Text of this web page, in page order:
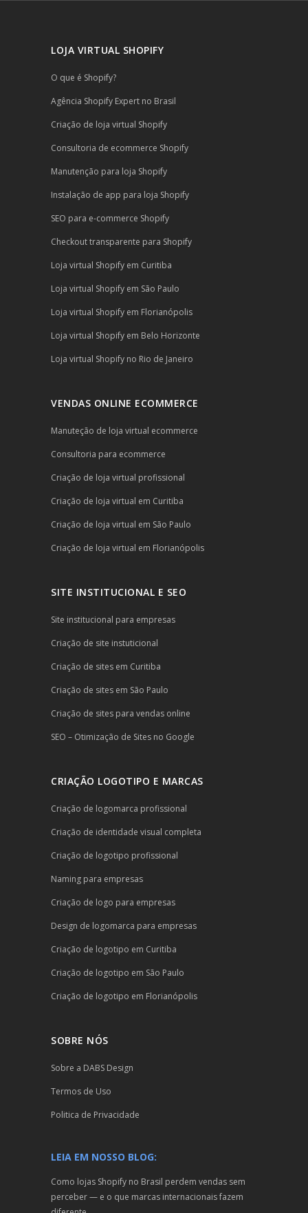
LOJA VIRTUAL SHOPIFY
O que é Shopify?
Agência Shopify Expert no Brasil
Criação de loja virtual Shopify
Consultoria de ecommerce Shopify
Manutenção para loja Shopify
Instalação de app para loja Shopify
SEO para e-commerce Shopify
Checkout transparente para Shopify
Loja virtual Shopify em Curitiba
Loja virtual Shopify em São Paulo
Loja virtual Shopify em Florianópolis
Loja virtual Shopify em Belo Horizonte
Loja virtual Shopify no Rio de Janeiro
VENDAS ONLINE ECOMMERCE
Manuteção de loja virtual ecommerce
Consultoria para ecommerce
Criação de loja virtual profissional
Criação de loja virtual em Curitiba
Criação de loja virtual em São Paulo
Criação de loja virtual em Florianópolis
SITE INSTITUCIONAL E SEO
Site institucional para empresas
Criação de site instuticional
Criação de sites em Curitiba
Criação de sites em São Paulo
Criação de sites para vendas online
SEO – Otimização de Sites no Google
CRIAÇÃO LOGOTIPO E MARCAS
Criação de logomarca profissional
Criação de identidade visual completa
Criação de logotipo profissional
Naming para empresas
Criação de logo para empresas
Design de logomarca para empresas
Criação de logotipo em Curitiba
Criação de logotipo em São Paulo
Criação de logotipo em Florianópolis
SOBRE NÓS
Sobre a DABS Design
Termos de Uso
Politica de Privacidade
LEIA EM NOSSO BLOG:
Como lojas Shopify no Brasil perdem vendas sem
perceber — e o que marcas internacionais fazem